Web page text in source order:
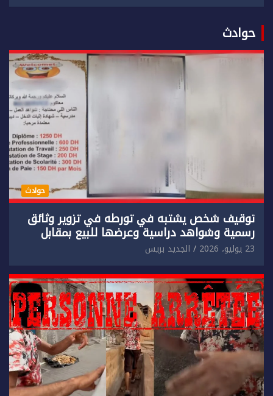
حوادث
حوادث
توقيف شخص يشتبه في تورطه في تزوير وثائق
رسمية وشواهد دراسية وعرضها للبيع بمقابل
مادي.
23 يوليو، 2026 الجديد بريس